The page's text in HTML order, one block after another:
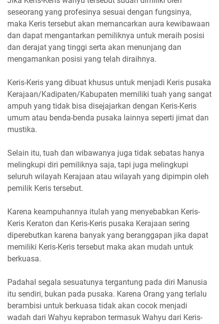
seseorang yang profesinya sesuai dengan fungsinya,
maka Keris tersebut akan memancarkan aura kewibawaan
dan dapat mengantarkan pemiliknya untuk meraih posisi
dan derajat yang tinggi serta akan menunjang dan
mengamankan posisi yang telah diraihnya.
Keris-Keris yang dibuat khusus untuk menjadi Keris pusaka
Kerajaan/Kadipaten/Kabupaten memiliki tuah yang sangat
ampuh yang tidak bisa disejajarkan dengan Keris-Keris
umum atau benda-benda pusaka lainnya seperti jimat dan
mustika.
Selain itu, tuah dan wibawanya juga tidak sebatas hanya
melingkupi diri pemiliknya saja, tapi juga melingkupi
seluruh wilayah Kerajaan atau wilayah yang dipimpin oleh
pemilik Keris tersebut.
Karena keampuhannya itulah yang menyebabkan Keris-
Keris Keraton dan Keris-Keris pusaka Kerajaan sering
diperebutkan karena banyak yang beranggapan jika dapat
memiliki Keris-Keris tersebut maka akan mudah untuk
berkuasa.
Padahal segala sesuatunya tergantung pada diri Manusia
itu sendiri, bukan pada pusaka. Karena Orang yang terlalu
berambisi untuk berkuasa tidak akan cocok menjadi
wadah dari Wahyu keprabon termasuk Wahyu dari Keris-